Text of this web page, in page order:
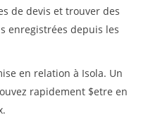
de devis et trouver des
enregistrées depuis les
en relation à Isola. Un
rapidement $etre en